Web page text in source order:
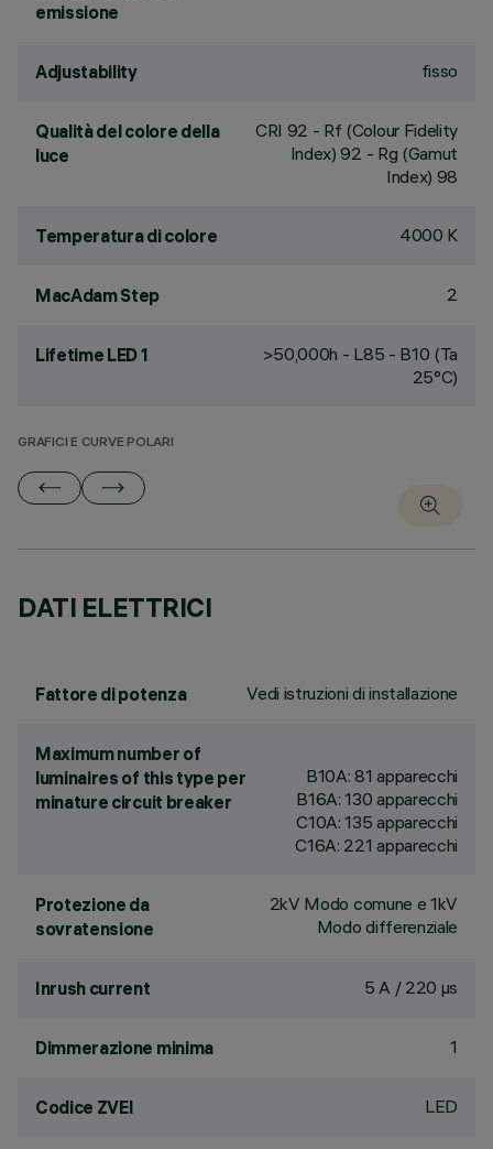
emissione
Adjustability fisso
Qualità del colore della
luce
CRI 92 - Rf (Colour Fidelity
Index) 92 - Rg (Gamut
Index) 98
Temperatura di colore 4000 K
MacAdam Step 2
Lifetime LED 1
>50,000h - L85 - B10 (Ta
25°C)
GRAFICI E CURVE POLARI
DATI ELETTRICI
Fattore di potenza Vedi istruzioni di installazione
Maximum number of
luminaires of this type per
minature circuit breaker
B10A: 81 apparecchi
B16A: 130 apparecchi
C10A: 135 apparecchi
C16A: 221 apparecchi
Protezione da
sovratensione
2kV Modo comune e 1kV
Modo differenziale
Inrush current 5 A / 220 µs
Dimmerazione minima 1
Codice ZVEI LED